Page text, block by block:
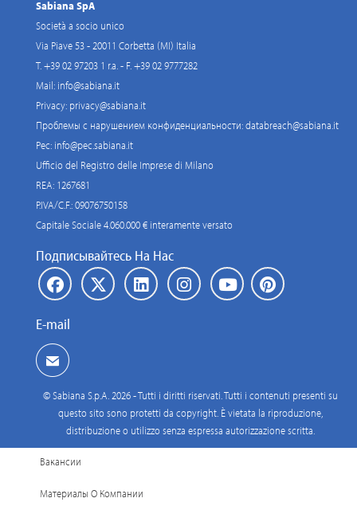
Sabiana SpA
Società a socio unico
Via Piave 53 - 20011 Corbetta (MI) Italia
T. +39 02 97203 1 r.a. - F. +39 02 9777282
Mail: info@sabiana.it
Privacy: privacy@sabiana.it
Проблемы с нарушением конфиденциальности:databreach@sabiana.it
Pec: info@pec.sabiana.it
Ufficio del Registro delle Imprese di Milano
REA: 1267681
P.IVA/C.F.: 09076750158
Capitale Sociale 4.060.000 € interamente versato
Подписывайтесь На Нас
E-mail
© Sabiana S.p.A. 2026 - Tutti i diritti riservati. Tutti i contenuti presenti su
questo sito sono protetti da copyright. È vietata la riproduzione,
distribuzione o utilizzo senza espressa autorizzazione scritta.
Вакансии
Материалы О Компании